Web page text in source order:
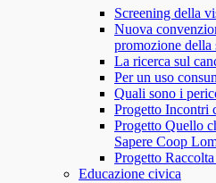
Screening della
Nuova
promozione della
La ricerca sul
Per un uso
Quali sono i
Progetto Incontri
Progetto Quello
Sapere Coop
Progetto
Educazione civica